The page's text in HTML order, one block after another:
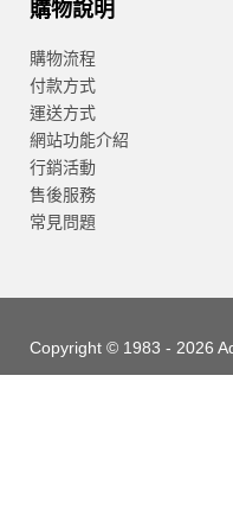
購物說明
購物流程
付款方式
運送方式
網站功能介紹
行銷活動
售後服務
常見問題
Copyright © 1983 - 2026